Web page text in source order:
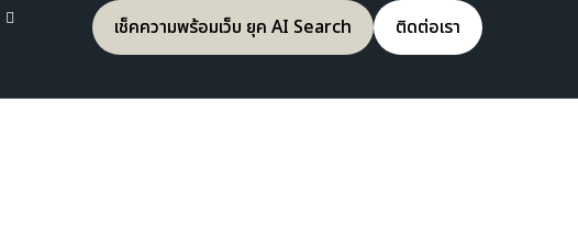
เช็คความพร้อมเว็บ ยุค AI Search ติดต่อเรา